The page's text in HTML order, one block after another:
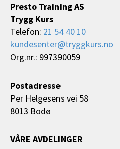
Presto Training AS
Trygg Kurs
Telefon: 21 54 40 10
kundesenter@tryggkurs.no
Org.nr.: 997390059
Postadresse
Per Helgesens vei 58
8013 Bodø
VÅRE AVDELINGER